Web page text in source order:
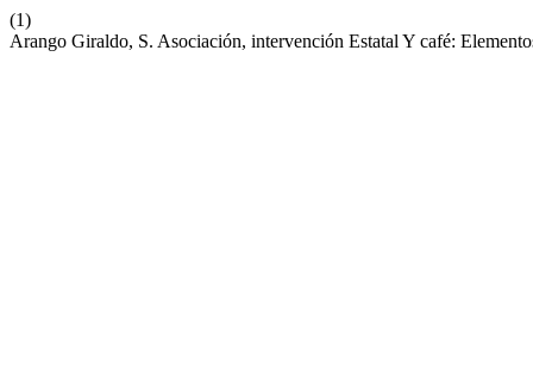
(1)
Arango Giraldo, S. Asociación, intervención Estatal Y café: